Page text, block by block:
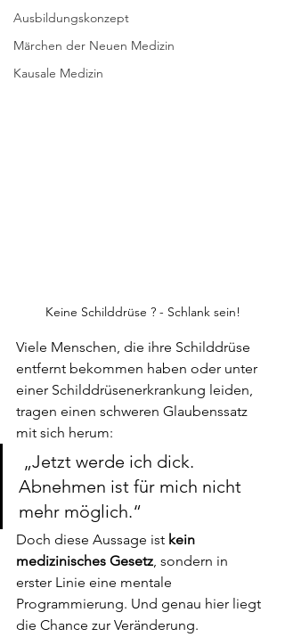
Ausbildungskonzept
Märchen der Neuen Medizin
Kausale Medizin
Keine Schilddrüse ? - Schlank sein!
Viele Menschen, die ihre Schilddrüse
entfernt bekommen haben oder unter
einer Schilddrüsenerkrankung leiden,
tragen einen schweren Glaubenssatz
mit sich herum:
„Jetzt werde ich dick.
Abnehmen ist für mich nicht
mehr möglich.“
Doch diese Aussage ist kein
medizinisches Gesetz, sondern in
erster Linie eine mentale
Programmierung. Und genau hier liegt
die Chance zur Veränderung.